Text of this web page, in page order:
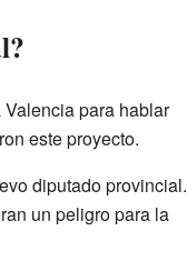
para hablar
este proyecto.
diputado provincial.
un peligro para la